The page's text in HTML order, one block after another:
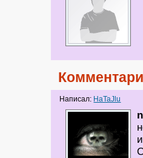
Написал: HaTaJlu